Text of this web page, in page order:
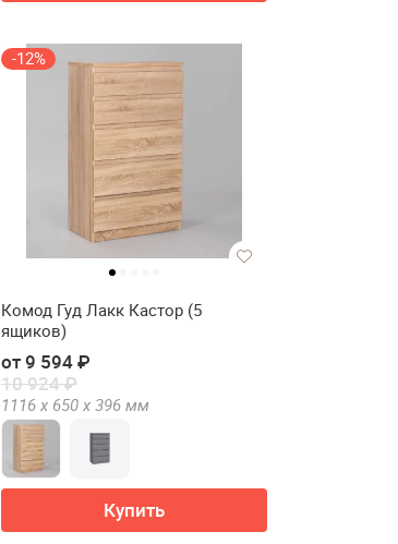
-12%
Комод Гуд Лакк Кастор (5
ящиков)
от 9 594 ₽
10 924 ₽
1116 х 650 х 396 мм
Купить